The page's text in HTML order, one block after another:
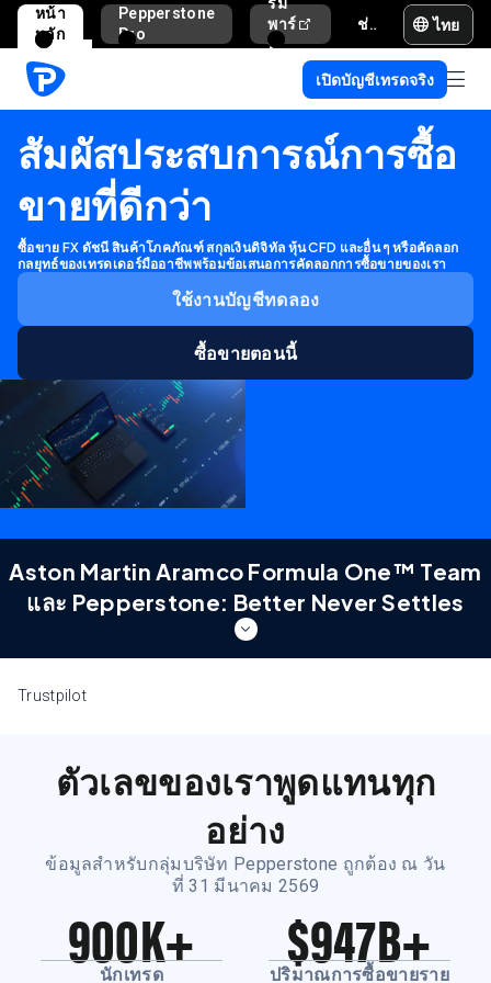
หน้า
หลัก
Pepperstone
Pro
พาร์
ท
ช่วยเหลือและสนับสนุน ไทย
เปิดบัญชีเทรดจริง
สัมผัสประสบการณ์การซื้อ
ขายที่ดีกว่า
ซื้อขาย FX ดัชนี สินค้าโภคภัณฑ์ สกุลเงินดิจิทัล หุ้น CFD และอื่น ๆ หรือคัดลอก
กลยุทธ์ของเทรดเดอร์มืออาชีพพร้อมข้อเสนอการคัดลอกการซื้อขายของเรา
ใช้งานบัญชีทดลอง
ซื้อขายตอนนี้
Aston Martin Aramco Formula One™ Team
และ Pepperstone: Better Never Settles
One™ Team และ Pepperstone:
สองทีมระดับโลก หนึ่งความหลงใหลเดียวกันเพื่อความเป็นเลิศ ค้น
พบความร่วมมือที่ถูกหล่อหลอมขึ้นบนจุดสูงสุดของสมรรถนะ ทั้งบน
เส้นทางแข่งและในตลาดการเงิน
เพราะความเป็นเลิศไม่มีวันหยุดนิ่ง
Trustpilot
ตัวเลขของเราพูดแทนทุก
อย่าง
ข้อมูลสำหรับกลุ่มบริษัท Pepperstone ถูกต้อง ณ วัน
ที่ 31 มีนาคม 2569
900K+
นักเทรด $947B+
ปริมาณการซื้อขายราย